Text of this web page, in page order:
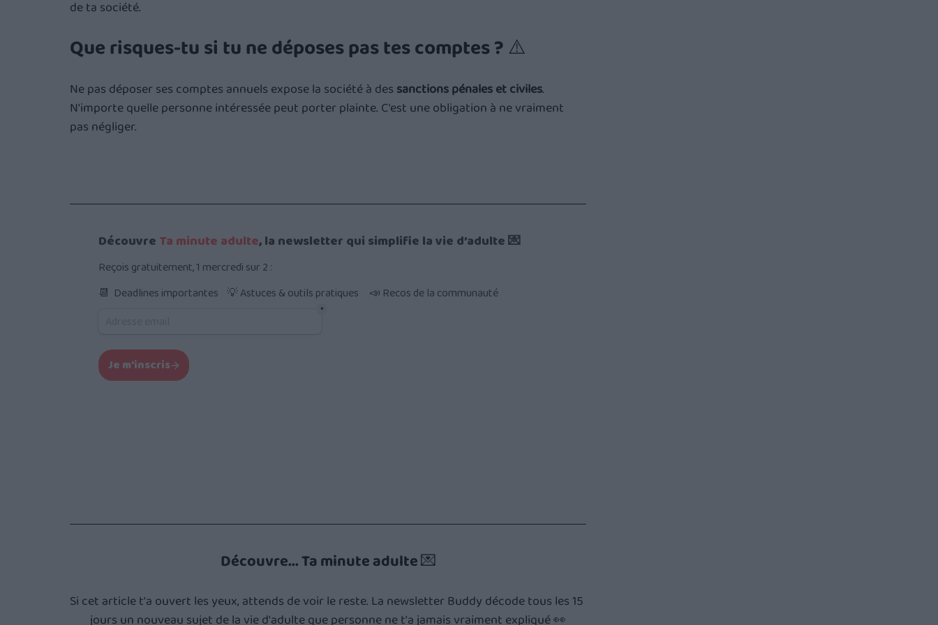
de ta société.
Que risques-tu si tu ne déposes pas tes comptes ? ⚠️
Ne pas déposer ses comptes annuels expose la société à des sanctions pénales et civiles.
N'importe quelle personne intéressée peut porter plainte. C'est une obligation à ne vraiment
pas négliger.
Découvre... Ta minute adulte 💌
Si cet article t'a ouvert les yeux, attends de voir le reste. La newsletter Buddy décode tous les 15